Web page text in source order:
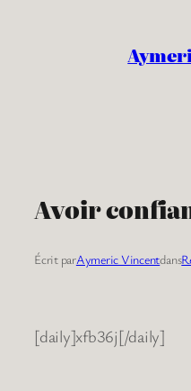
Avoir
Écrit parAymeric Vincentdans
[daily]xfb36j[/daily]